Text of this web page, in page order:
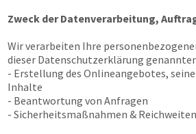
Zweck der Datenverarbeitung,
Wir verarbeiten Ihre
dieser Datenschutzerklärung
- Erstellung des Onlineangebotes,
Inhalte
- Beantwortung von Anfragen
- Sicherheitsmaßnahmen &